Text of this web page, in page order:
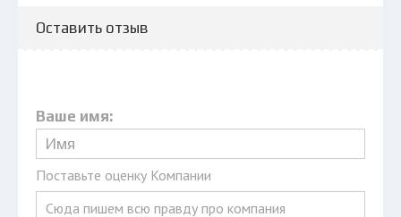
Оставить отзыв
Ваше имя:
Поставьте оценку Компании